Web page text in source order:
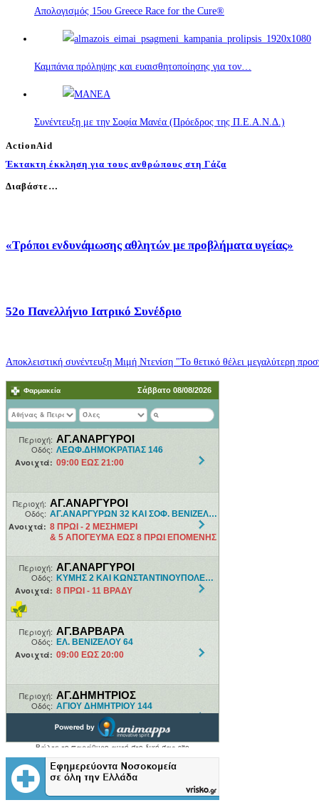
Απολογισμός 15ου Greece Race for the Cure®
Καμπάνια πρόληψης και ευαισθητοποίησης για τον…
Συνέντευξη με την Σοφία Μανέα (Πρόεδρος της Π.Ε.Α.Ν.Δ.)
ActionAid
Έκτακτη έκκληση για τους ανθρώπους στη Γάζα
Διαβάστε…
«Τρόποι ενδυνάμωσης αθλητών με προβλήματα υγείας»
52o Πανελλήνιο Ιατρικό Συνέδριο
Αποκλειστική συνέντευξη Μιμή Ντενίση "Το θετικό θέλει μεγαλύτερη